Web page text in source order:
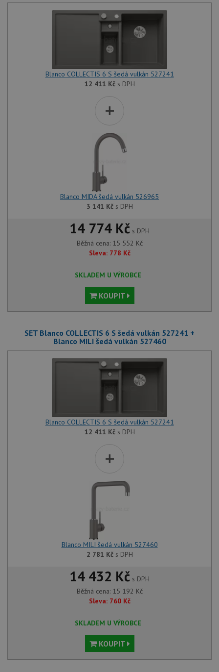
Blanco COLLECTIS 6 S šedá vulkán 527241
12 411 Kčs DPH
+
Blanco MIDA šedá vulkán 526965
3 141 Kčs DPH
14 774 Kč s DPH
Běžná cena: 15 552 Kč
Sleva: 778 Kč
SKLADEM U VÝROBCE
KOUPIT
SET Blanco COLLECTIS 6 S šedá vulkán 527241 +
Blanco MILI šedá vulkán 527460
Blanco COLLECTIS 6 S šedá vulkán 527241
12 411 Kčs DPH
+
Blanco MILI šedá vulkán 527460
2 781 Kčs DPH
14 432 Kč s DPH
Běžná cena: 15 192 Kč
Sleva: 760 Kč
SKLADEM U VÝROBCE
KOUPIT